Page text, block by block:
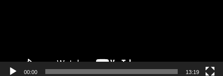
00:00 13:19